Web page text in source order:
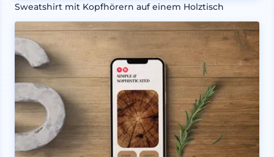
Sweatshirt mit Kopfhörern auf einem Holztisch